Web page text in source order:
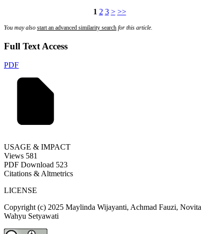
1 2 3 > >>
You may also start an advanced similarity search for this article.
Full Text Access
PDF
USAGE & IMPACT
Views 581
PDF Download 523
Citations & Altmetrics
LICENSE
Copyright (c) 2025 Maylinda Wijayanti, Achmad Fauzi, Novita
Wahyu Setyawati